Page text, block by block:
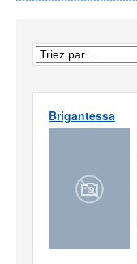
Brigantessa